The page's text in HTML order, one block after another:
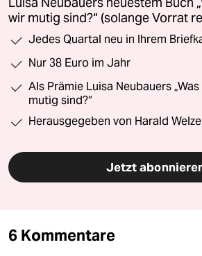
Luisa Neubauers neuestem Buch
wir mutig sind?“ (solange Vorrat
Jedes Quartal neu in Ihrem
Nur 38 Euro im Jahr
Als Prämie Luisa Neubauers
mutig sind?“
Herausgegeben von Harald
Jetzt
6 Kommentare